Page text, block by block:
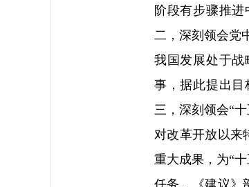
阶段有步骤推
二，深刻领会党
我国发展处于
事，据此提出
三，深刻领会“
对改革开放以来
重大成果，为“
任务。《建议》